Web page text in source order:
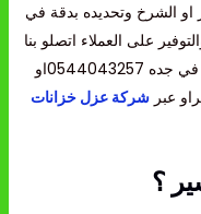
الشرخ وتحديده بدقة في
على العملاء اتصلو بنا
على ارقام شركة كشف تسربات الخزانات في جده 0544043257او
عبر شركة عزل خزانات
؟